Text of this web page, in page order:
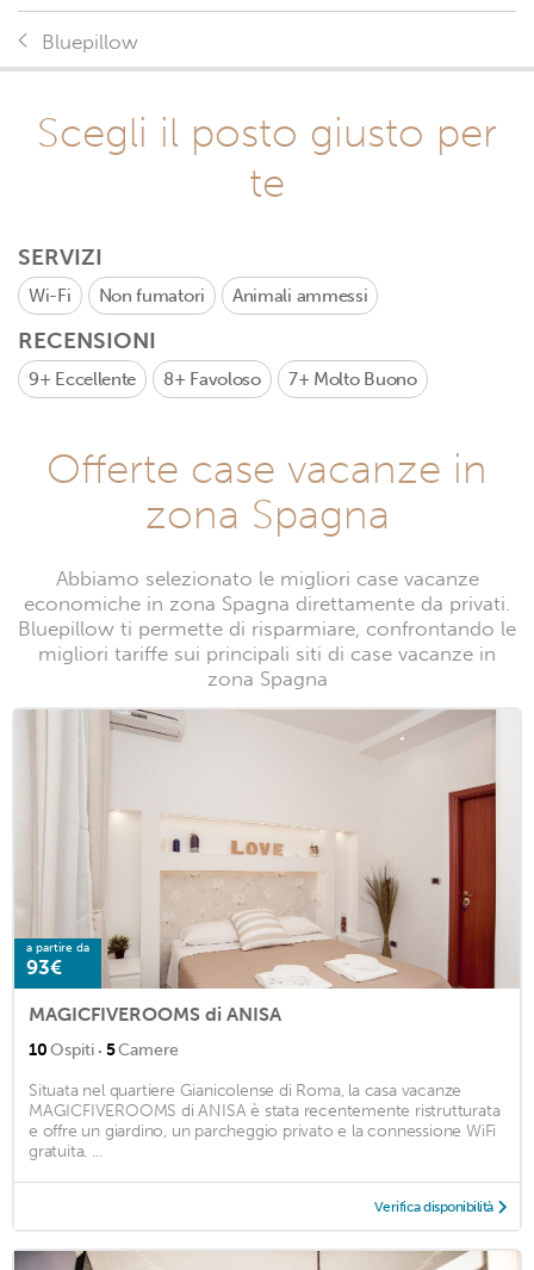
Bluepillow
Scegli il posto giusto per
te
SERVIZI
Wi-Fi Non fumatori Animali ammessi
RECENSIONI
9+ Eccellente 8+ Favoloso 7+ Molto Buono
Offerte case vacanze in
zona Spagna
Abbiamo selezionato le migliori case vacanze
economiche in zona Spagna direttamente da privati.
Bluepillow ti permette di risparmiare, confrontando le
migliori tariffe sui principali siti di case vacanze in
zona Spagna
a partire da
93€
MAGICFIVEROOMS di ANISA
10Ospiti · 5Camere
Situata nel quartiere Gianicolense di Roma, la casa vacanze
MAGICFIVEROOMS di ANISA è stata recentemente ristrutturata
e offre un giardino, un parcheggio privato e la connessione WiFi
gratuita. ...
Verifica disponibilità